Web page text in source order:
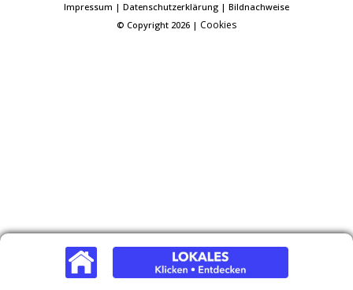
Impressum | Datenschutzerklärung| Bildnachweise
© Copyright 2026 | Cookies